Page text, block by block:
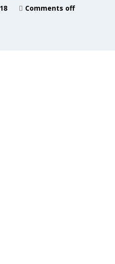
Comments off